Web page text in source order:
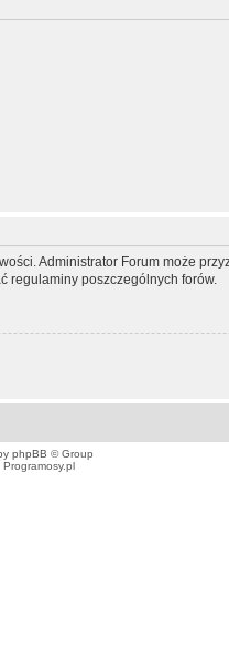
Administrator Forum może
regulaminy poszczególnych forów.
phpBB © Group
Programosy.pl